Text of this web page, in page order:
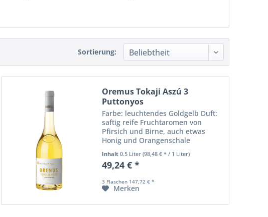
Sortierung:
Oremus Tokaji Aszú 3
Puttonyos
Farbe: leuchtendes Goldgelb Duft:
saftig reife Fruchtaromen von
Pfirsich und Birne, auch etwas
Honig und Orangenschale
Geschmack: unglaublich elegant
mit einfach traumhafter Balance
von feinfruchtiger Süße und
Inhalt 0.5 Liter (98,48 € * / 1 Liter)
49,24 € *
3 Flaschen 147,72 € *
Merken